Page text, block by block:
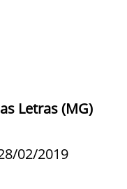
Letras (MG)
02/2019